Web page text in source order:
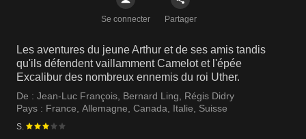
Se connecter Partager
Les aventures du jeune Arthur et de ses amis tandis
qu'ils défendent vaillamment Camelot et l'épée
Excalibur des nombreux ennemis du roi Uther.
De : Jean-Luc François Bernard Ling
Régis Didry
Pays : France Allemagne Canada Italie Suisse
S.